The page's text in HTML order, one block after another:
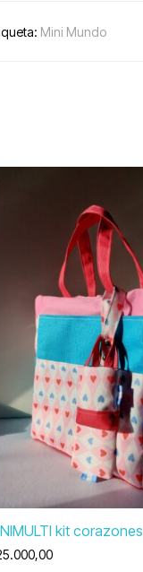
Mini Mundo
kit corazones